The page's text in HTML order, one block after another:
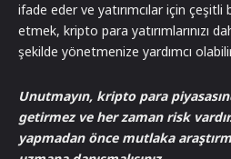
ifade eder ve yatırımcılar için çeşitli
etmek, kripto para yatırımlarınızı
şekilde yönetmenize yardımcı
Unutmayın, kripto para
getirmez ve her zaman risk
yapmadan önce mutlaka